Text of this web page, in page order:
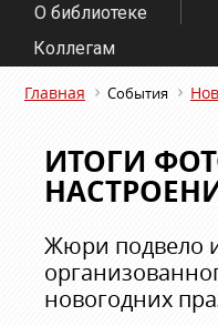
О библиотеке
Коллегам
Главная События
ИТОГИ
Жюри подвело
новогодних